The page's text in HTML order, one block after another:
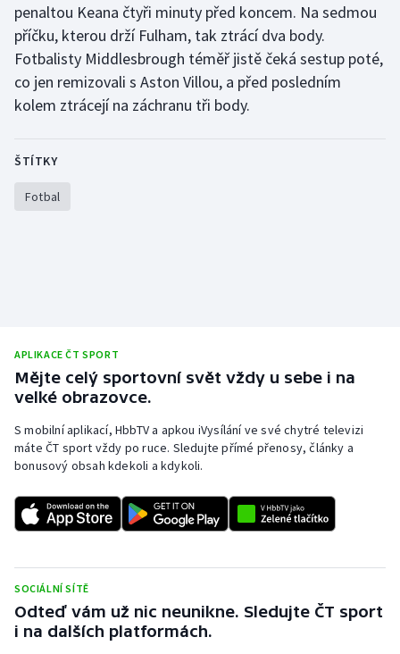
penaltou Keana čtyři minuty před koncem. Na sedmou
příčku, kterou drží Fulham, tak ztrácí dva body.
Fotbalisty Middlesbrough téměř jistě čeká sestup poté,
co jen remizovali s Aston Villou, a před posledním
kolem ztrácejí na záchranu tři body.
ŠTÍTKY
Fotbal
APLIKACE ČT SPORT
Mějte celý sportovní svět vždy u sebe i na
velké obrazovce.
S mobilní aplikací, HbbTV a apkou iVysílání ve své chytré televizi
máte ČT sport vždy po ruce. Sledujte přímé přenosy, články a
bonusový obsah kdekoli a kdykoli.
SOCIÁLNÍ SÍTĚ
Odteď vám už nic neunikne. Sledujte ČT sport
i na dalších platformách.